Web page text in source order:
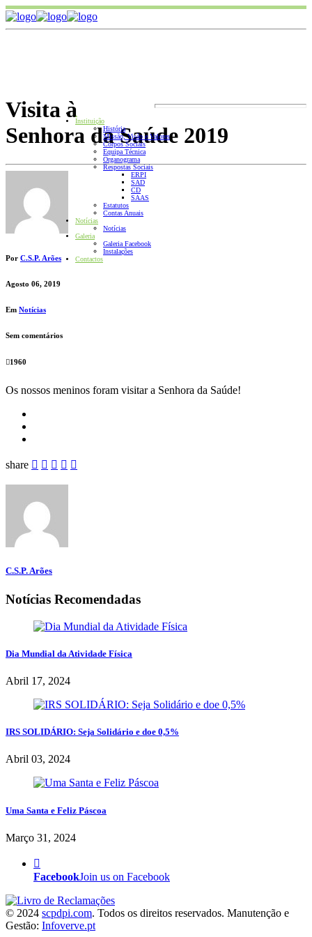
Instituição
História
Missão, Visão e Valores
Corpos Sociais
Equipa Técnica
Organograma
Respostas Sociais
ERPI
SAD
CD
SAAS
Estatutos
Contas Anuais
Notícias
Notícias
Galeria
Galeria Facebook
Instalações
Contactos
Visita à
Senhora da Saúde 2019
Por C.S.P. Arões
Agosto 06, 2019
Em Notícias
Sem comentários
1960
Os nossos meninos foram visitar a Senhora da Saúde!
share
C.S.P. Arões
Notícias Recomendadas
Dia Mundial da Atividade Física
Abril 17, 2024
IRS SOLIDÁRIO: Seja Solidário e doe 0,5%
Abril 03, 2024
Uma Santa e Feliz Páscoa
Março 31, 2024
FacebookJoin us on Facebook
© 2024 scpdpi.com. Todos os direitos reservados. Manutenção e
Gestão: Infoverve.pt